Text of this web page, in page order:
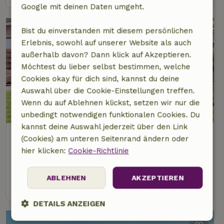
Naturhäuschen in Warmond
8 km Abstand vom Zentrum von Voorschoten
Ansehen
Google mit deinen Daten umgeht.
Bist du einverstanden mit diesem persönlichen
Erlebnis, sowohl auf unserer Website als auch
außerhalb davon? Dann klick auf Akzeptieren.
Möchtest du lieber selbst bestimmen, welche
Cookies okay für dich sind, kannst du deine
Auswahl über die Cookie-Einstellungen treffen.
Wenn du auf Ablehnen klickst, setzen wir nur die
unbedingt notwendigen funktionalen Cookies. Du
kannst deine Auswahl jederzeit über den Link
(Cookies) am unteren Seitenrand ändern oder
hier klicken: Cookie-Richtlinie
AKZEPTIEREN
ABLEHNEN
DETAILS ANZEIGEN